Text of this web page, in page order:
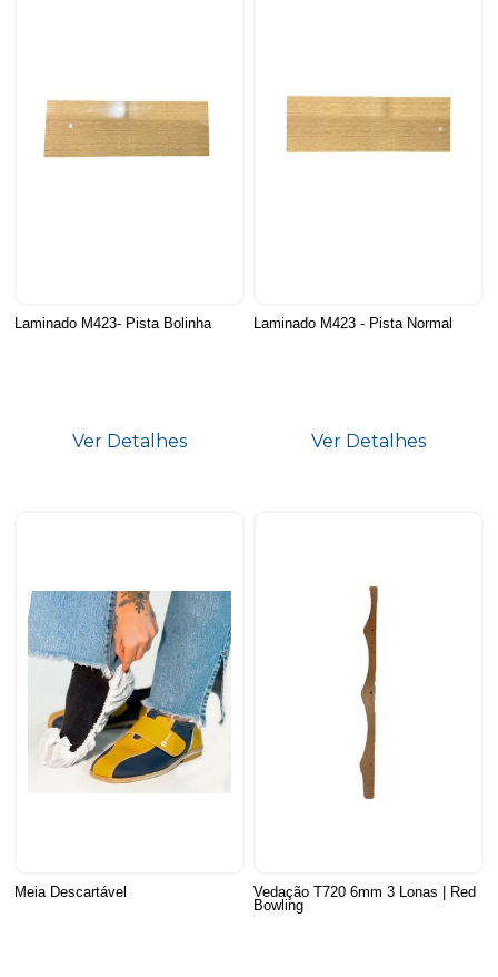
Laminado M423- Pista Bolinha
Ver Detalhes
Laminado M423 - Pista Normal
Ver Detalhes
Meia Descartável
Vedação T720 6mm 3 Lonas | Red
Bowling